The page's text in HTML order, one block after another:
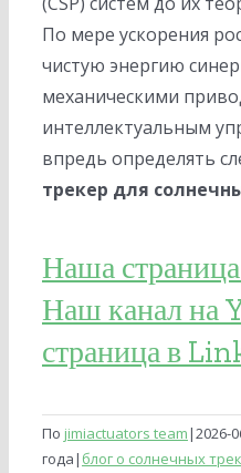
По мере ускорения
чистую энергию
механическими
интеллектуальным
впредь определять
трекер для
Наша
Наш канал на
страница в
По jimiactuators team|2026-
года| блог о солнечных